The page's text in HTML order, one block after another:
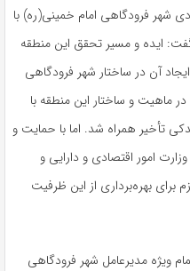
شهر فرودگاهی امام خمینی(ره) با
ایده و مسیر تحقق این منطقه
آن در ساختار شهر فرودگاهی
در ماهیت و ساختار این منطقه با
تأخیر همراه شد. اما با حمایت و
امور اقتصادی و دارایی و
برای بهره‌برداری از این ظرفیت
ویژه مدیرعامل شهر فرودگاهی